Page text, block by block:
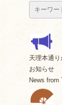
天理本通
お知らせ
News from